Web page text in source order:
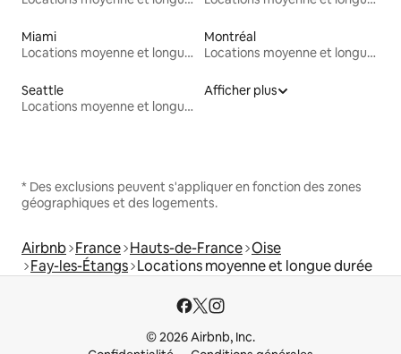
Miami
Locations moyenne et longue durée
Montréal
Locations moyenne et longue durée
Seattle
Locations moyenne et longue durée
Afficher plus
* Des exclusions peuvent s'appliquer en fonction des zones
géographiques et des logements.
Airbnb France Hauts-de-France Oise
Fay-les-Étangs Locations moyenne et longue durée
© 2026 Airbnb, Inc.